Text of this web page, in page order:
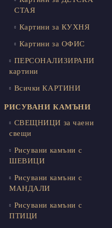
СТАЯ
Картини за КУХНЯ
Картини за ОФИС
ПЕРСОНАЛИЗИРАНИ
картини
Всички КАРТИНИ
РИСУВАНИ КАМЪНИ
СВЕЩНИЦИ за чаени
свещи
Рисувани камъни с
ШЕВИЦИ
Рисувани камъни с
МАНДАЛИ
Рисувани камъни с
ПТИЦИ